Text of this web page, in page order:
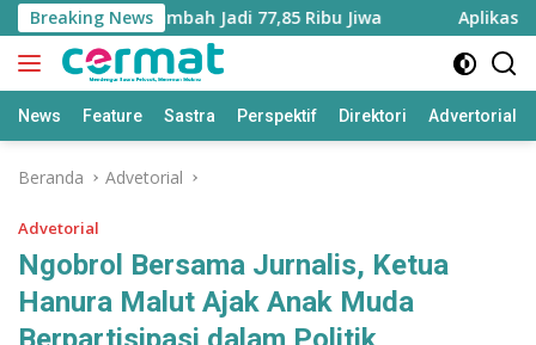
Langsung
ke
konten
Breaking News
Utara Bertambah Jadi 77,85 Ribu Jiwa Aplikasi
News Feature Sastra Perspektif Direktori Advertorial
Beranda Advetorial
Advetorial
Ngobrol Bersama Jurnalis, Ketua
Hanura Malut Ajak Anak Muda